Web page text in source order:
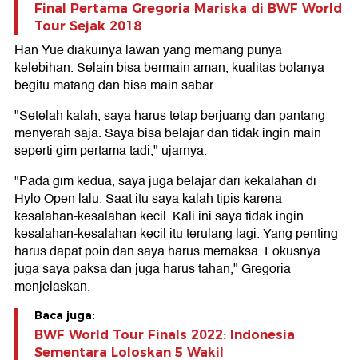
Final Pertama Gregoria Mariska di BWF World
Tour Sejak 2018
Han Yue diakuinya lawan yang memang punya
kelebihan. Selain bisa bermain aman, kualitas bolanya
begitu matang dan bisa main sabar.
"Setelah kalah, saya harus tetap berjuang dan pantang
menyerah saja. Saya bisa belajar dan tidak ingin main
seperti gim pertama tadi," ujarnya.
"Pada gim kedua, saya juga belajar dari kekalahan di
Hylo Open lalu. Saat itu saya kalah tipis karena
kesalahan-kesalahan kecil. Kali ini saya tidak ingin
kesalahan-kesalahan kecil itu terulang lagi. Yang penting
harus dapat poin dan saya harus memaksa. Fokusnya
juga saya paksa dan juga harus tahan," Gregoria
menjelaskan.
Baca juga:
BWF World Tour Finals 2022: Indonesia
Sementara Loloskan 5 Wakil